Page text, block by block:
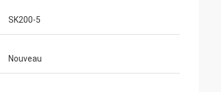
SK200-5
Nouveau